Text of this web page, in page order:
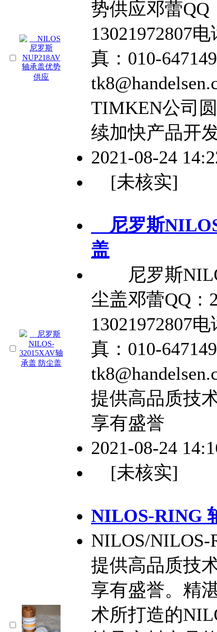
势供应邓蕾QQ
13021972807
真：010-
TIMKEN公司
续加快产品开
2021-08-24
[未核实]
尼罗斯
盖
尼罗斯
尘盖邓蕾QQ：
13021972807
真：010-
提供高品质技
享有盛誉
2021-08-24
[未核实]
NILOS-RING
NILOS/
提供高品质技
享有盛誉。精
术所打造的